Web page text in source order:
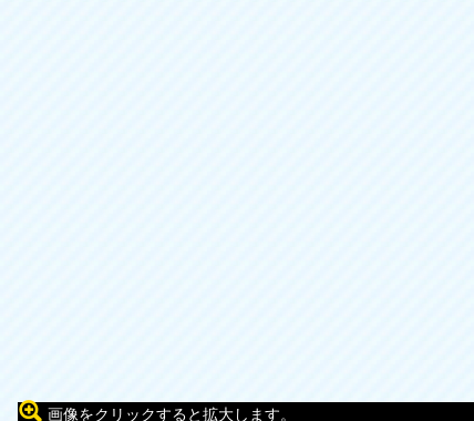
画像をクリックすると拡大します。